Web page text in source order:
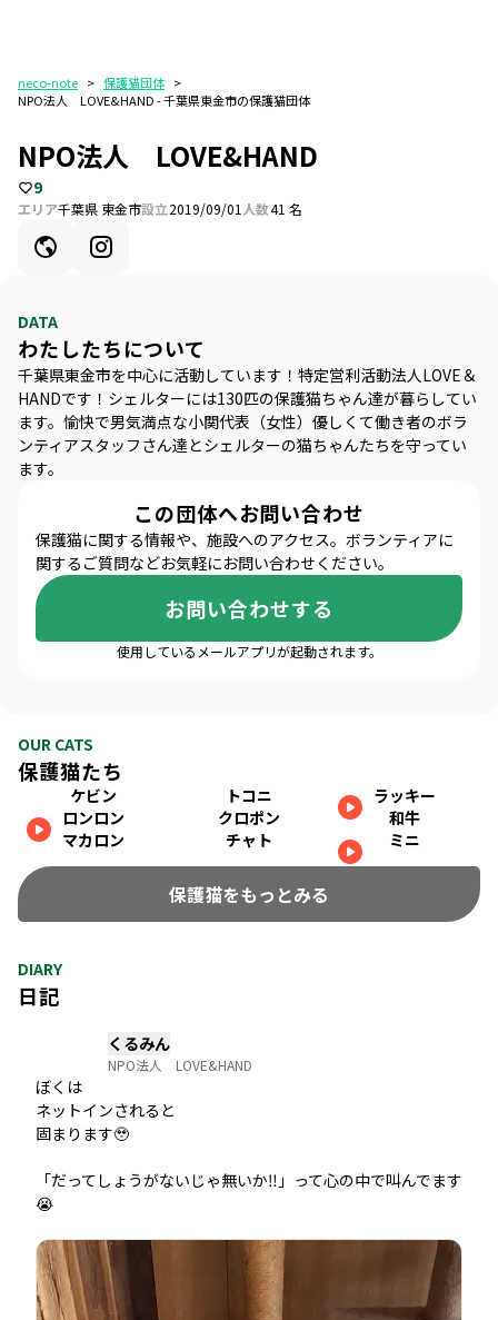
neco-note > 保護猫団体 >
NPO法人 LOVE&HAND - 千葉県東金市の保護猫団体
NPO法人 LOVE&HAND
9
エリア千葉県 東金市設立2019/09/01 人数41 名
DATA
わたしたちについて
千葉県東金市を中心に活動しています！特定営利活動法人LOVE＆
HANDです！シェルターには130匹の保護猫ちゃん達が暮らしてい
ます。愉快で男気満点な小関代表（女性）優しくて働き者のボラ
ンティアスタッフさん達とシェルターの猫ちゃんたちを守ってい
ます。
この団体へお問い合わせ
保護猫に関する情報や、施設へのアクセス。ボランティアに
関するご質問などお気軽にお問い合わせください。
お問い合わせする
使用しているメールアプリが起動されます。
OUR CATS
保護猫たち
ケビン トコニ
ラッキー
ロンロン
クロポン
和牛
マカロン
チャト ミニ
保護猫をもっとみる
DIARY
日記
くるみん
NPO法人 LOVE&HAND
ぼくは
ネットインされると
固まります🥹
「だってしょうがないじゃ無いか‼️」って心の中で叫んでます
😭